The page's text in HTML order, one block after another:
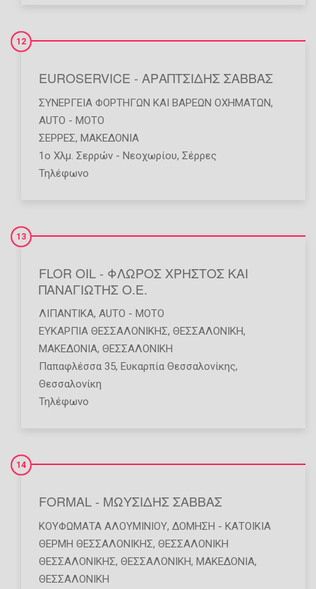
EUROSERVICE - ΑΡΑΠΤΣΙΔΗΣ ΣΑΒΒΑΣ
12
ΣΥΝΕΡΓΕΊΑ ΦΟΡΤΗΓΏΝ ΚΑΙ ΒΑΡΈΩΝ ΟΧΗΜΆΤΩΝ,
AUTO - MOTO
ΣΕΡΡΕΣ, ΜΑΚΕΔΟΝΙΑ
1ο Χλμ. Σερρών - Νεοχωρίου, Σέρρες
Τηλέφωνο
FLOR OIL - ΦΛΩΡΟΣ ΧΡΗΣΤΟΣ ΚΑΙ
ΠΑΝΑΓΙΩΤΗΣ Ο.Ε.
13
ΛΙΠΑΝΤΙΚΆ, AUTO - MOTO
ΕΥΚΑΡΠΙΑ ΘΕΣΣΑΛΟΝΙΚΗΣ, ΘΕΣΣΑΛΟΝΙΚΗ,
ΜΑΚΕΔΟΝΙΑ, ΘΕΣΣΑΛΟΝΙΚΗ
Παπαφλέσσα 35, Ευκαρπία Θεσσαλονίκης,
Θεσσαλονίκη
Τηλέφωνο
FORMAL - ΜΩΥΣΙΔΗΣ ΣΑΒΒΑΣ
14
ΚΟΥΦΏΜΑΤΑ ΑΛΟΥΜΙΝΊΟΥ, ΔΌΜΗΣΗ - ΚΑΤΟΙΚΊΑ
ΘΕΡΜΗ ΘΕΣΣΑΛΟΝΙΚΗΣ, ΘΕΣΣΑΛΟΝΙΚΗ
ΘΕΣΣΑΛΟΝΙΚΗΣ, ΘΕΣΣΑΛΟΝΙΚΗ, ΜΑΚΕΔΟΝΙΑ,
ΘΕΣΣΑΛΟΝΙΚΗ